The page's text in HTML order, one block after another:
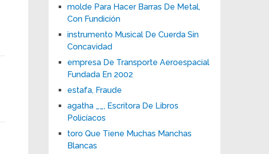
molde Para Hacer Barras De Metal,
Con Fundición
instrumento Musical De Cuerda Sin
Concavidad
empresa De Transporte Aeroespacial
Fundada En 2002
estafa, Fraude
agatha __, Escritora De Libros
Policíacos
toro Que Tiene Muchas Manchas
Blancas